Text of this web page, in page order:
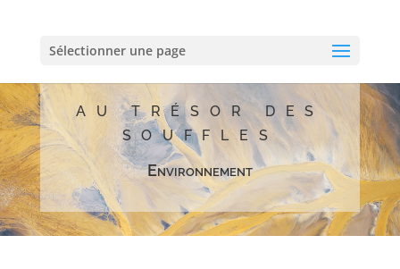
Sélectionner une page
AU TRÉSOR DES
SOUFFLES
Environnement